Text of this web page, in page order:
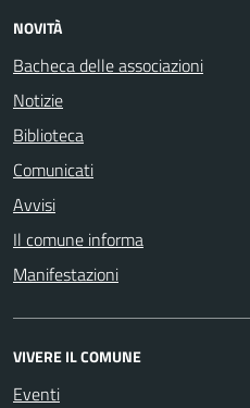
NOVITÀ
Bacheca delle associazioni
Notizie
Biblioteca
Comunicati
Avvisi
Il comune informa
Manifestazioni
VIVERE IL COMUNE
Eventi